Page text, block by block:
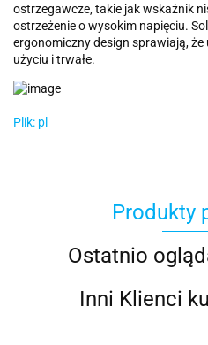
ostrzegawcze, takie jak wskaźnik
ostrzeżenie o wysokim napięciu.
ergonomiczny design sprawiają,
użyciu i trwałe.
Plik: pl
Produkty
Ostatnio
Inni Klienci